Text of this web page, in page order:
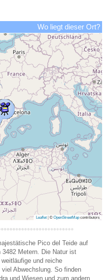
Wo liegt dieser Ort?
Leaflet © OpenStreetMap contributors
Pico del Teide auf
Metern. Die Natur ist
und reiche
Abwechslung. So finden
und Wiesen und zum andern